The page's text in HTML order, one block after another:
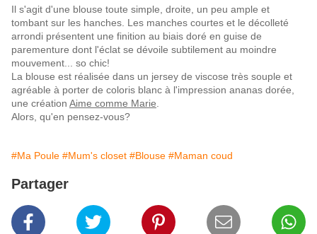
Il s'agit d'une blouse toute simple, droite, un peu ample et
tombant sur les hanches. Les manches courtes et le décolleté
arrondi présentent une finition au biais doré en guise de
parementure dont l'éclat se dévoile subtilement au moindre
mouvement... so chic!
La blouse est réalisée dans un jersey de viscose très souple et
agréable à porter de coloris blanc à l'impression ananas dorée,
une création Aime comme Marie
Alors, qu'en pensez-vous?
#Ma Poule #Mum's closet #Blouse #Maman coud
Partager